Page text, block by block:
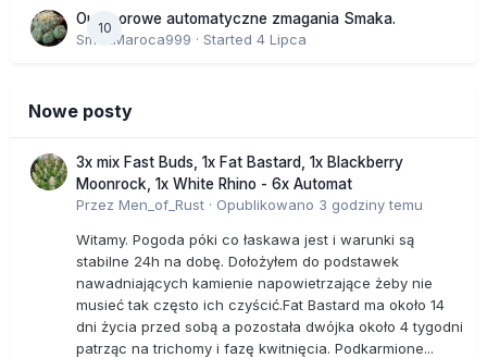
10
Outdoorowe automatyczne zmagania Smaka.
SmakMaroca999 · Started 4 Lipca
Nowe posty
3x mix Fast Buds, 1x Fat Bastard, 1x Blackberry
Moonrock, 1x White Rhino - 6x Automat
Przez Men_of_Rust · Opublikowano 3 godziny temu
Witamy. Pogoda póki co łaskawa jest i warunki są
stabilne 24h na dobę. Dołożyłem do podstawek
nawadniających kamienie napowietrzające żeby nie
musieć tak często ich czyścić.Fat Bastard ma około 14
dni życia przed sobą a pozostała dwójka około 4 tygodni
patrząc na trichomy i fazę kwitnięcia. Podkarmione...